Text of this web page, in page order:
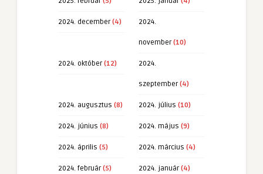
2024. december(4) 2024.
november(10)
2024. október(12) 2024.
szeptember(4)
2024. augusztus (8) 2024. július (10)
2024. június (8) 2024. május (9)
2024. április (5) 2024. március (4)
2024. február(5) 2024. január(4)